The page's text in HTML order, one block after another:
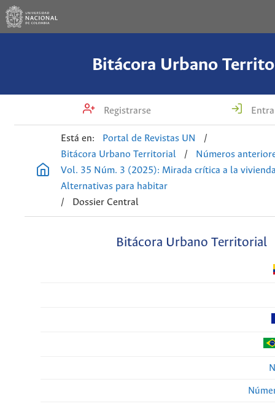
Bitácora Urbano
Registrarse
Está en: Portal de Revistas UN
/
Bitácora Urbano Territorial
/
Números
Vol. 35 Núm. 3 (2025): Mirada crítica a la
Alternativas para habitar
/
Dossier Central
Bitácora Urbano Territorial